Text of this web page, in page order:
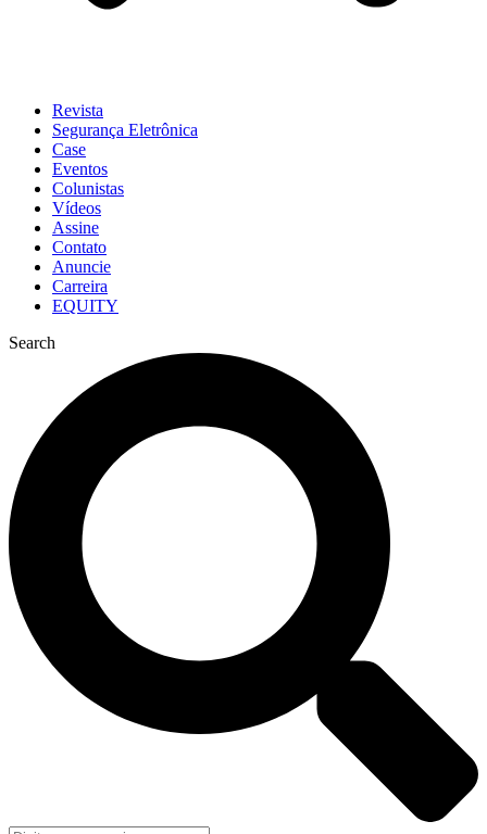
Revista
Segurança Eletrônica
Case
Eventos
Colunistas
Vídeos
Assine
Contato
Anuncie
Carreira
EQUITY
Search